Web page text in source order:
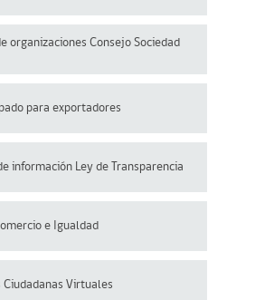
organizaciones Consejo Sociedad
para exportadores
información Ley de Transparencia
e Igualdad
Ciudadanas Virtuales